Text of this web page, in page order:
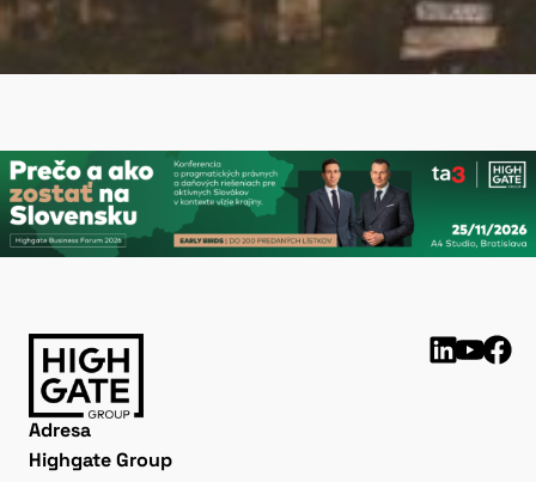
Adresa
Highgate Group